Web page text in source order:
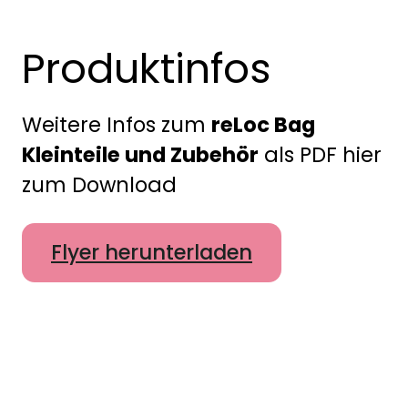
Produktinfos
Weitere Infos zum reLoc Bag
Kleinteile und Zubehör als PDF hier
zum Download
Flyer herunterladen